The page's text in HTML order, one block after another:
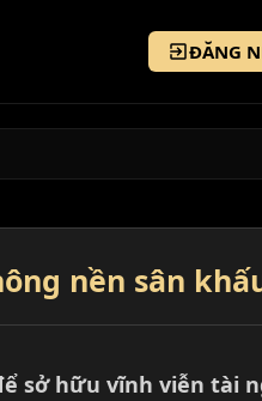
ĐĂNG
nền sân
sở hữu vĩnh viễn tài